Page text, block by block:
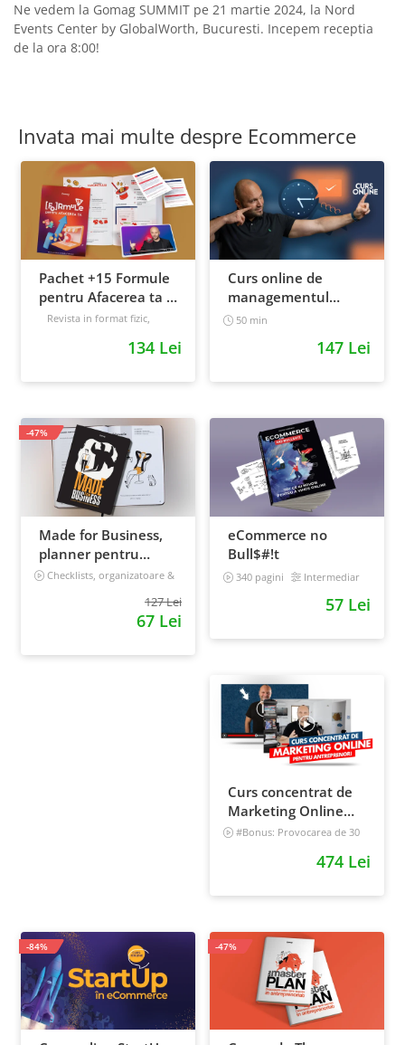
Ne vedem la Gomag SUMMIT pe 21 martie 2024, la Nord
Events Center by GlobalWorth, Bucuresti. Incepem receptia
de la ora 8:00!
Invata mai multe despre Ecommerce
Pachet +15 Formule
pentru Afacerea ta +
Prompt-uri dedicate
Revista in format fizic,
134 Lei
Curs online de
managementul
timpului: cum sa
50 min
147 Lei
Made for Business,
planner pentru
afaceri & viata,
Checklists, organizatoare &
127 Lei
67 Lei
-47%
eCommerce no
Bull$#!t
340 pagini Intermediar
57 Lei
Curs concentrat de
Marketing Online
pentru antreprenori
#Bonus: Provocarea de 30
474 Lei
-84% -47%